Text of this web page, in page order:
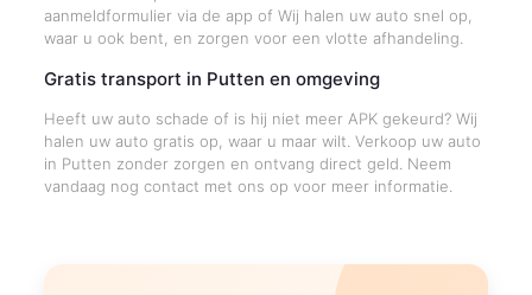
aanmeldformulier via de app of Wij halen uw auto snel op,
waar u ook bent, en zorgen voor een vlotte afhandeling.
Gratis transport in Putten en omgeving
Heeft uw auto schade of is hij niet meer APK gekeurd? Wij
halen uw auto gratis op, waar u maar wilt. Verkoop uw auto
in Putten zonder zorgen en ontvang direct geld. Neem
vandaag nog contact met ons op voor meer informatie.